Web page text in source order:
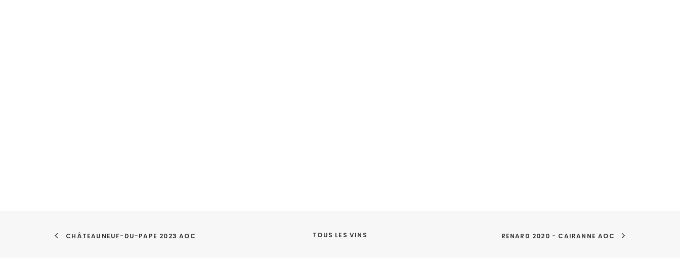
CHÂTEAUNEUF-DU-PAPE 2023 AOC TOUS LES VINS RENARD 2020 - CAIRANNE AOC